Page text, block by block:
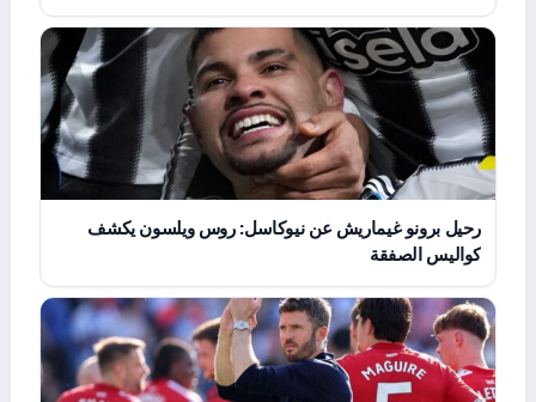
رحيل برونو غيماريش عن نيوكاسل: روس ويلسون يكشف
كواليس الصفقة